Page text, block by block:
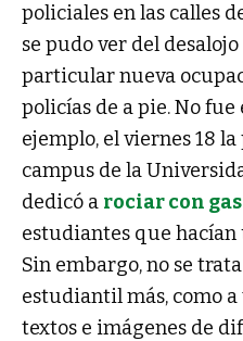
policiales en las calles
se pudo ver del
particular nueva
policías de a pie. No fue
ejemplo, el viernes 18
campus de la
dedicó a rociar con
estudiantes que hacían
Sin embargo, no se
estudiantil más, como a
textos e imágenes de